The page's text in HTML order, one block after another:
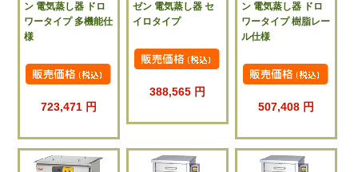
ン 電気蒸し器 ドロ
ワータイプ 多機能仕
様
723,471 円
ゼン 電気蒸し器 セ
イロタイプ
388,565 円
ン 電気蒸し器 ドロ
ワータイプ 樹脂レー
ル仕様
507,408 円